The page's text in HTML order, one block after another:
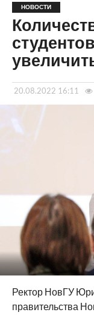
НОВОСТИ
20.08.2022 16:11
Ректор НовГУ
правительства